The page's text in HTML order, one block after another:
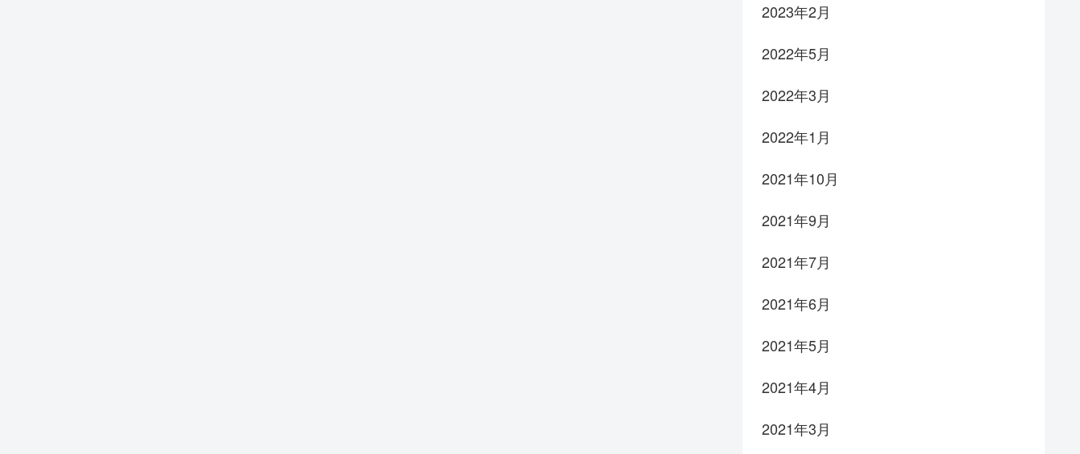
2023年2月
2022年5月
2022年3月
2022年1月
2021年10月
2021年9月
2021年7月
2021年6月
2021年5月
2021年4月
2021年3月